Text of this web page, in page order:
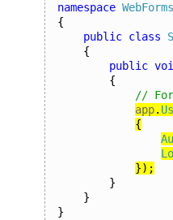
namespace
{
public class
{
public
{
//
app.
{
});
}
}
}